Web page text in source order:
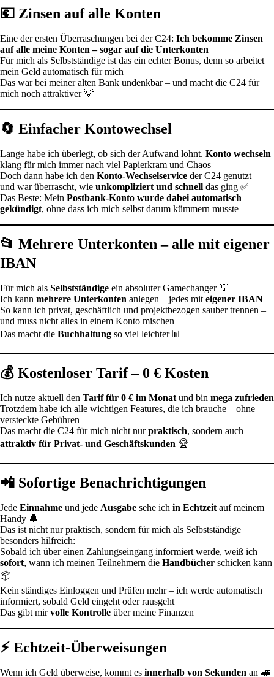
💶 Zinsen auf alle Konten
Eine der ersten Überraschungen bei der C24: Ich bekomme Zinsen
auf alle meine Konten – sogar auf die Unterkonten
Für mich als Selbstständige ist das ein echter Bonus, denn so arbeitet
mein Geld automatisch für mich
Das war bei meiner alten Bank undenkbar – und macht die C24 für
mich noch attraktiver 💡
🔄 Einfacher Kontowechsel
Lange habe ich überlegt, ob sich der Aufwand lohnt. Konto wechseln
klang für mich immer nach viel Papierkram und Chaos
Doch dann habe ich den Konto-Wechselservice der C24 genutzt –
und war überrascht, wie unkompliziert und schnell das ging ✅
Das Beste: Mein Postbank-Konto wurde dabei automatisch
gekündigt, ohne dass ich mich selbst darum kümmern musste
📂 Mehrere Unterkonten – alle mit eigener
IBAN
Für mich als Selbstständige ein absoluter Gamechanger 💡
Ich kann mehrere Unterkonten anlegen – jedes mit eigener IBAN
So kann ich privat, geschäftlich und projektbezogen sauber trennen –
und muss nicht alles in einem Konto mischen
Das macht die Buchhaltung so viel leichter 📊
💰 Kostenloser Tarif – 0 € Kosten
Ich nutze aktuell den Tarif für 0 € im Monat und bin mega zufrieden
Trotzdem habe ich alle wichtigen Features, die ich brauche – ohne
versteckte Gebühren
Das macht die C24 für mich nicht nurpraktisch, sondern auch
attraktiv für Privat- und Geschäftskunden 🏆
📲 Sofortige Benachrichtigungen
Jede Einnahme und jede Ausgabe sehe ich in Echtzeit auf meinem
Handy 🔔
Das ist nicht nur praktisch, sondern für mich als Selbstständige
besonders hilfreich:
Sobald ich über einen Zahlungseingang informiert werde, weiß ich
sofort, wann ich meinen Teilnehmern die Handbücher schicken kann
📦
Kein ständiges Einloggen und Prüfen mehr – ich werde automatisch
informiert, sobald Geld eingeht oder rausgeht
Das gibt mirvolle Kontrolle über meine Finanzen
⚡ Echtzeit-Überweisungen
Wenn ich Geld überweise, kommt es innerhalb von Sekunden an 🚅